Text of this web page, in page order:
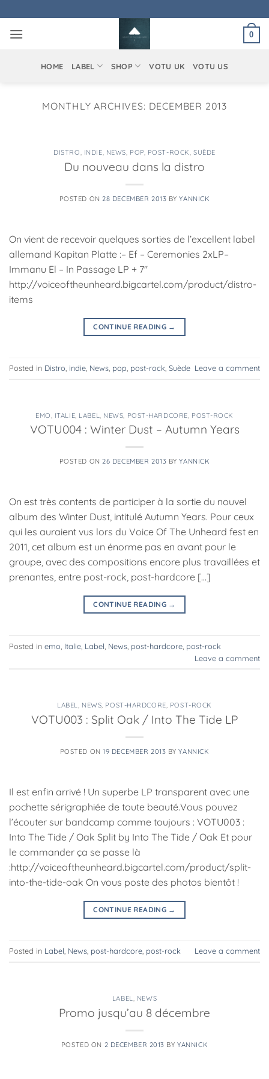
to
content
0
HOME LABEL SHOP VOTU UK VOTU US
MONTHLY ARCHIVES: DECEMBER 2013
DISTRO, INDIE, NEWS, POP, POST-ROCK, SUÈDE
Du nouveau dans la distro
POSTED ON28 DECEMBER 2013 BYYANNICK
On vient de recevoir quelques sorties de l’excellent label
allemand Kapitan Platte :– Ef – Ceremonies 2xLP–
Immanu El – In Passage LP + 7″
http://voiceoftheunheard.bigcartel.com/product/distro-
items
CONTINUE READING →
Posted in Distro indie News pop post-rock Suède Leave a comment
EMO ITALIE LABEL NEWS POST-HARDCORE POST-ROCK
VOTU004 : Winter Dust – Autumn Years
POSTED ON26 DECEMBER 2013 BYYANNICK
On est très contents de participer à la sortie du nouvel
album des Winter Dust, intitulé Autumn Years. Pour ceux
qui les auraient vus lors du Voice Of The Unheard fest en
2011, cet album est un énorme pas en avant pour le
groupe, avec des compositions encore plus travaillées et
prenantes, entre post-rock, post-hardcore […]
CONTINUE READING →
Posted in emo Italie Label News post-hardcore post-rock
Leave a comment
LABEL, NEWS, POST-HARDCORE, POST-ROCK
VOTU003 : Split Oak / Into The Tide LP
POSTED ON19 DECEMBER 2013 BYYANNICK
Il est enfin arrivé ! Un superbe LP transparent avec une
pochette sérigraphiée de toute beauté.Vous pouvez
l’écouter sur bandcamp comme toujours : VOTU003 :
Into The Tide / Oak Split by Into The Tide / Oak Et pour
le commander ça se passe là
:http://voiceoftheunheard.bigcartel.com/product/split-
into-the-tide-oak On vous poste des photos bientôt !
CONTINUE READING →
Posted in Label, News, post-hardcore, post-rock Leave a comment
LABEL, NEWS
Promo jusqu’au 8 décembre
POSTED ON 2 DECEMBER 2013 BYYANNICK